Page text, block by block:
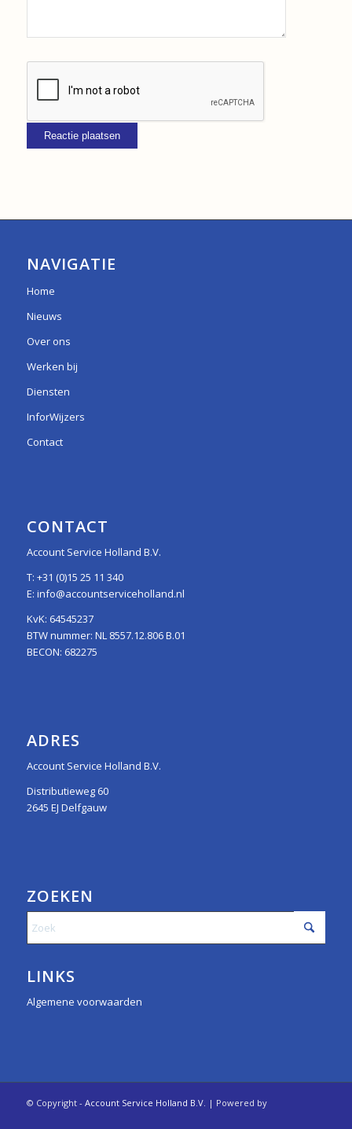
NAVIGATIE
Home
Nieuws
Over ons
Werken bij
Diensten
InforWijzers
Contact
CONTACT
Account Service Holland B.V.
T: +31 (0)15 25 11 340
E: info@accountserviceholland.nl
KvK: 64545237
BTW nummer: NL 8557.12.806 B.01
BECON: 682275
ADRES
Account Service Holland B.V.
Distributieweg 60
2645 EJ Delfgauw
ZOEKEN
LINKS
Algemene voorwaarden
© Copyright - Account Service Holland B.V. | Powered by